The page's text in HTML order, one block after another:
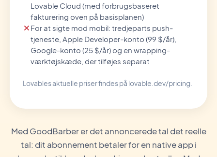
Lovable Cloud (med forbrugsbaseret
fakturering oven på basisplanen)
For at sigte mod mobil: tredjeparts push-
tjeneste, Apple Developer-konto (99 $/år),
Google-konto (25 $/år) og en wrapping-
værktøjskæde, der tilføjes separat
Lovables aktuelle priser findes på lovable.dev/pricing.
Med GoodBarber er det annoncerede tal det reelle
tal: dit abonnement betaler for en native app i